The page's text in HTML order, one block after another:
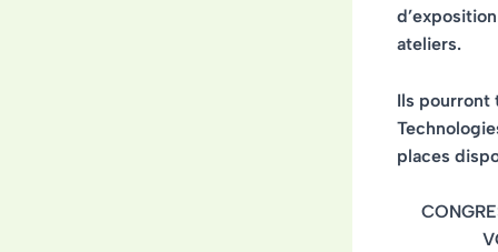
ateliers.
Ils pourront
places